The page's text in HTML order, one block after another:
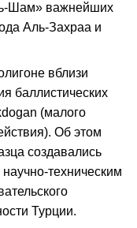
Шам» важнейших
Аль-Захраа и
вблизи
баллистических
(малого
Об этом
создавались
техническим
Турции.